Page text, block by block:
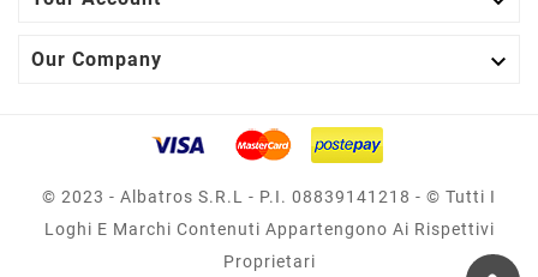
Our Company 
© 2023 - Albatros S.r.l - P.I. 08839141218 - © Tutti I
Loghi E Marchi Contenuti Appartengono Ai Rispettivi
Proprietari